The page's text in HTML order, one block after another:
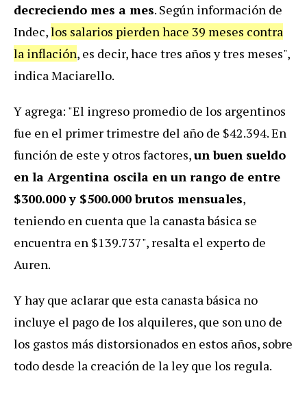
decreciendo mes a mes. Según información de
Indec,los salarios pierden hace 39 meses contra
la inflación, es decir, hace tres años y tres meses",
indica Maciarello.
Y agrega: "El ingreso promedio de los argentinos
fue en el primer trimestre del año de $42.394. En
función de este y otros factores,un buen sueldo
en la Argentina oscila en un rango de entre
$300.000 y $500.000 brutos mensuales,
teniendo en cuenta que la canasta básica se
encuentra en $139.737", resalta el experto de
Auren.
Y hay que aclarar que esta canasta básica no
incluye el pago de los alquileres, que son uno de
los gastos más distorsionados en estos años, sobre
todo desde la creación de la ley que los regula.